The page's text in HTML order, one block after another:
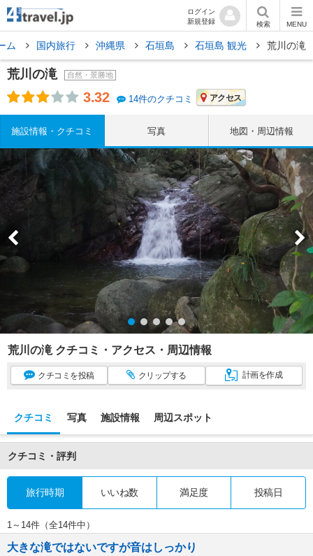
ログイン
新規登録
検索 MENU
ム 国内旅行 沖縄県 石垣島 石垣島 観光 荒川の滝
荒川の滝 自然・景勝地
3.32 14件のクチコミ アクセス
施設情報・クチコミ 写真 地図・周辺情報
荒川の滝 クチコミ・アクセス・周辺情報
クチコミ を投稿 クリップする 計画を作成
クチコミ 写真 施設情報 周辺スポット
クチコミ・評判
旅行時期 いいね数 満足度 投稿日
1～14件（全14件中）
大きな滝ではないですが音はしっかり